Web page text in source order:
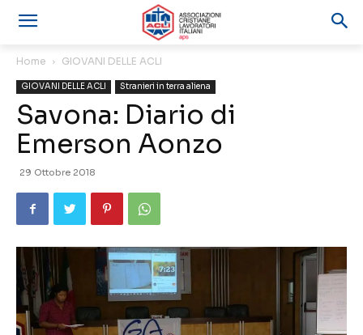
Home GIOVANI DELLE ACLI
GIOVANI DELLE ACLI Stranieri in terra aliena
Savona: Diario di
Emerson Aonzo
29 Ottobre 2018